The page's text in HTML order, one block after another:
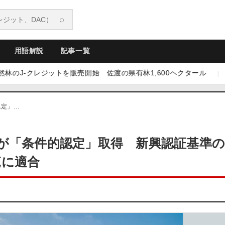
⌕
用語解説 記事一覧
ジットを販売開始 佐渡の県有林1,600ヘクタール | 08.07
」…
「条件的認定」取得 新興認証基準
適合